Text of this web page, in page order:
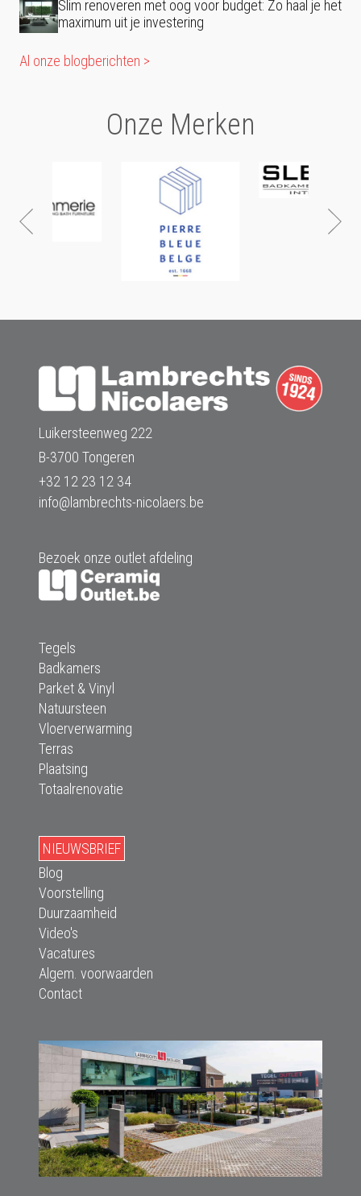
Slim renoveren met oog voor budget: Zo haal je het
maximum uit je investering
Al onze blogberichten >
Onze Merken
Luikersteenweg 222
B-3700 Tongeren
+32 12 23 12 34
info@lambrechts-nicolaers.be
Bezoek onze outlet afdeling
Tegels
Badkamers
Parket & Vinyl
Natuursteen
Vloerverwarming
Terras
Plaatsing
Totaalrenovatie
NIEUWSBRIEF
Blog
Voorstelling
Duurzaamheid
Video's
Vacatures
Algem. voorwaarden
Contact